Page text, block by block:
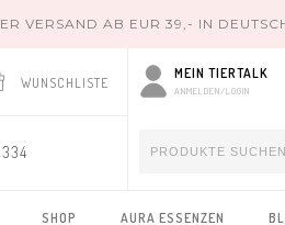
VERSAND AB EUR 39,- IN
MEIN TIERTALK
ANMELDEN/LOGIN
WUNSCHLISTE
SHOP AURA ESSENZEN